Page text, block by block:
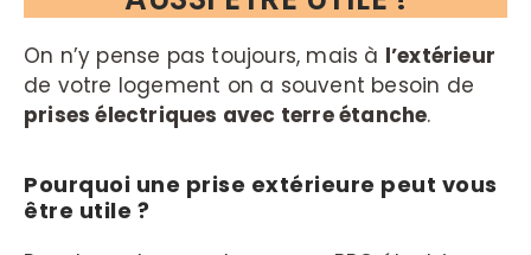
On n’y pense pas toujours, mais à l’extérieur
de votre logement on a souvent besoin de
prises électriques avec terre étanche.
Pourquoi une prise extérieure peut vous
être utile ?